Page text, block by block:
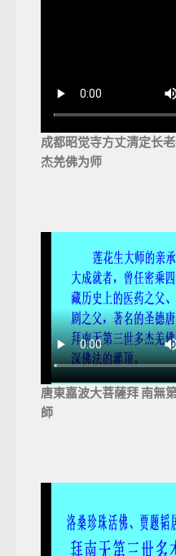
成都昭觉寺方丈清定长
杰羌佛为师
唐東嘉波大菩薩拜 南無
師